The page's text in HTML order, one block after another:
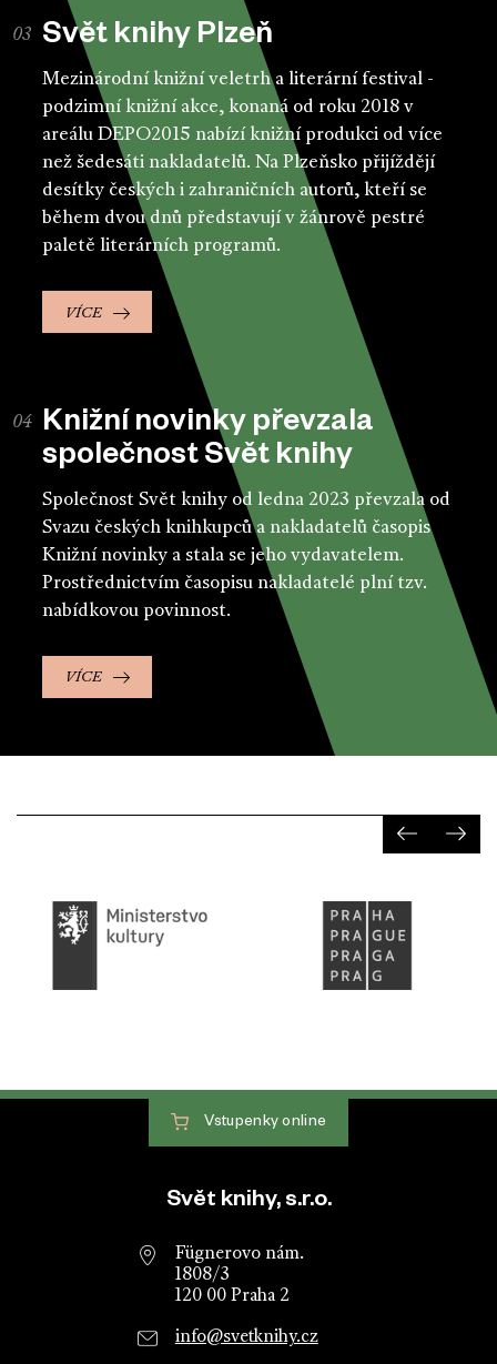
Svět knihy Plzeň
Mezinárodní knižní veletrh a literární festival -
podzimní knižní akce, konaná od roku 2018 v
areálu DEPO2015 nabízí knižní produkci od více
než šedesáti nakladatelů. Na Plzeňsko přijíždějí
desítky českých i zahraničních autorů, kteří se
během dvou dnů představují v žánrově pestré
paletě literárních programů.
VÍCE
Knižní novinky převzala
společnost Svět knihy
Společnost Svět knihy od ledna 2023 převzala od
Svazu českých knihkupců a nakladatelů časopis
Knižní novinky a stala se jeho vydavatelem.
Prostřednictvím časopisu nakladatelé plní tzv.
nabídkovou povinnost.
VÍCE
Patička webu
Vstupenky online
Svět knihy, s.r.o.
Fügnerovo nám.
1808/3
120 00 Praha 2
info@svetknihy.cz